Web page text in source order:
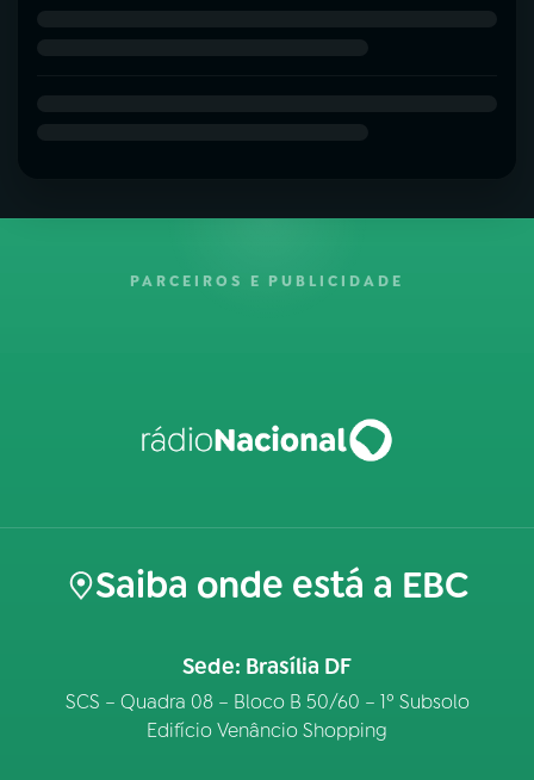
PARCEIROS E PUBLICIDADE
Saiba onde está a EBC
Sede: Brasília DF
SCS – Quadra 08 – Bloco B 50/60 – 1º Subsolo
Edifício Venâncio Shopping